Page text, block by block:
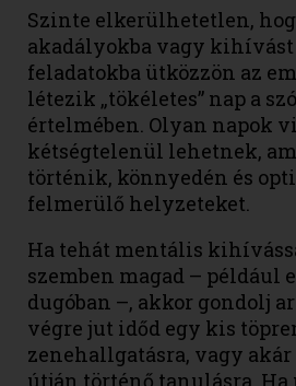
Szinte elkerülhetetlen,
akadályokba vagy
feladatokba ütközzön az
létezik „tökéletes” nap a
értelmében. Olyan napok
kétségtelenül lehetnek,
történik, könnyedén és
felmerülő helyzeteket.
Ha tehát mentális
szemben magad – például
dugóban –, akkor gondolj
végre jut időd egy kis
zenehallgatásra, vagy